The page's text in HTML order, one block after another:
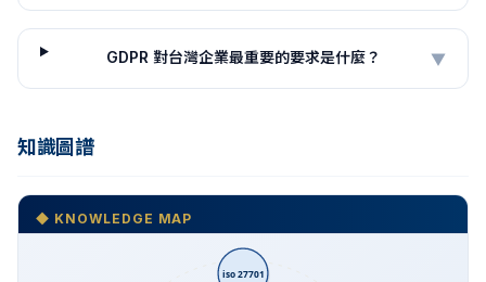
GDPR 對台灣企業最重要的要求是什麼？ ▼
知識圖譜
◆ KNOWLEDGE MAP
iso 27701